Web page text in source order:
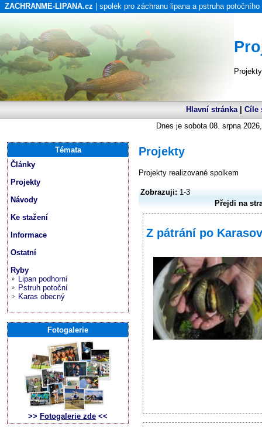
ZACHRANME-LIPANA.cz | spolek pro záchranu lipana a pstruha potočního
Hlavní stránka| Cíle
Dnes je sobota 08. srpna
Projekty
Projekty realizované spolkem
Zobrazuji: 1-3
Přejdi na
Z pátrání po
Témata
Články
Projekty
Návody
Ke stažení
Informace
Ostatní
Ryby
Lipan podhorní
Pstruh potoční
Karas obecný
Fotogalerie
>> Fotogalerie zde <<